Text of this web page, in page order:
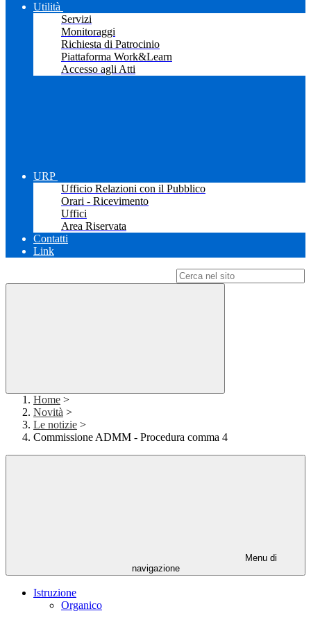
Utilità
Servizi
Monitoraggi
Richiesta di Patrocinio
Piattaforma Work&Learn
Accesso agli Atti
URP
Ufficio Relazioni con il Pubblico
Orari - Ricevimento
Uffici
Area Riservata
Contatti
Link
Home >
Novità >
Le notizie >
Commissione ADMM - Procedura comma 4
Menu di
navigazione
Istruzione
Organico